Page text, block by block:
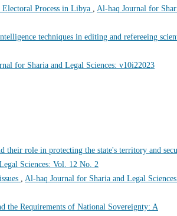
Process in Libya , Al-haq Journal for
techniques in editing and refereeing
for Sharia and Legal Sciences: v10i22023
their role in protecting the state's territory and
Sciences: Vol. 12 No. 2
, Al-haq Journal for Sharia and Legal
the Requirements of National Sovereignty: A